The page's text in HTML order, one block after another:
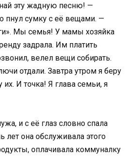
эту жадную песню! —
пнул сумку с её вещами. —
Мы семья! У мамы хозяйка
задрала. Им платить
велел вещи собирать.
отдали. Завтра утром я беру
И точка! Я глава семьи, я
и с её глаз словно спала
лет она обслуживала этого
оплачивала коммуналку